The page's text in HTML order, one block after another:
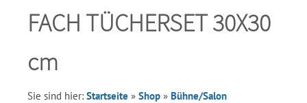
FACH TÜCHERSET 30X30
cm
Sie sind hier: Startseite » Shop » Bühne/Salon